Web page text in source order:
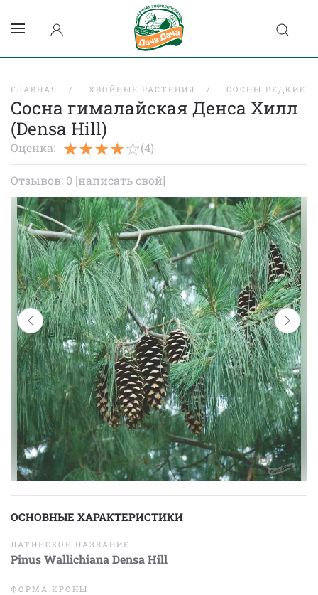
ГЛАВНАЯ ХВОЙНЫЕ РАСТЕНИЯ СОСНЫ РЕДКИЕ
Сосна гималайская Денса Хилл
(Densa Hill)
Оценка: (4)
Отзывов: 0 [написать свой]
ОСНОВНЫЕ ХАРАКТЕРИСТИКИ
ЛАТИНСКОЕ НАЗВАНИЕ
Pinus Wallichiana Densa Hill
ФОРМА КРОНЫ